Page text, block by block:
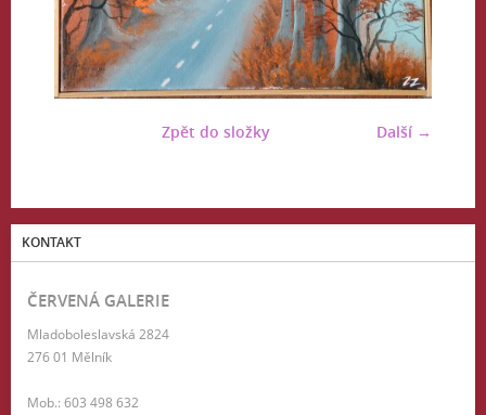
Další →
Zpět do složky
KONTAKT
ČERVENÁ GALERIE
Mladoboleslavská 2824
276 01 Mělník
Mob.: 603 498 632